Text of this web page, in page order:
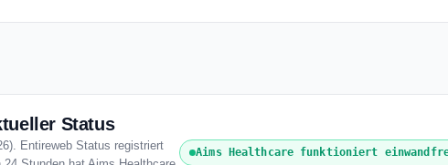
Status
Entireweb Status registriert
Aims Healthcare funktioniert